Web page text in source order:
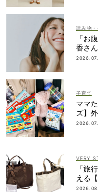
読み物・
「お
香さ
「愛し
子育て
ママ
ズ】
VERY
「旅
える